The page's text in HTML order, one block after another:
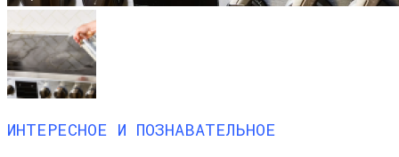
ИНТЕРЕСНОЕ И ПОЗНАВАТЕЛЬНОЕ